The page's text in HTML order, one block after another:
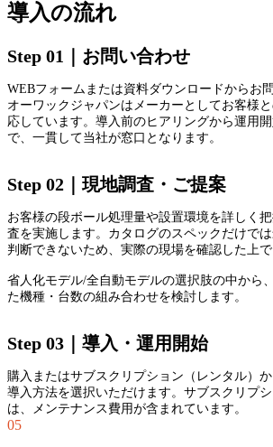
導入の流れ
Step 01｜お問い合わせ
WEBフォームまたは資料ダウンロードからお
オーワックジャパンはメーカーとしてお客様
応しています。導入前のヒアリングから運用
で、一貫して当社が窓口となります。
Step 02｜現地調査・ご提案
お客様の段ボール処理量や設置環境を詳しく
査を実施します。カタログのスペックだけで
判断できないため、実際の現場を確認した上で
省人化モデル/全自動モデルの選択肢の中から
た機種・台数の組み合わせを検討します。
Step 03｜導入・運用開始
購入またはサブスクリプション（レンタル）
導入方法を選択いただけます。サブスクリプ
は、メンテナンス費用が含まれています。
05